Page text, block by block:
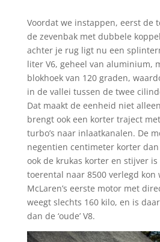
Voordat we instappen, eerst de
de zevenbak met dubbele
achter je rug ligt nu een
liter V6, geheel van aluminium,
blokhoek van 120 graden,
in de vallei tussen de twee
Dat maakt de eenheid niet
brengt ook een korter traject
turbo’s naar inlaatkanalen. De
negentien centimeter korter
ook de krukas korter en stijver
toerental naar 8500 verlegd kon
McLaren’s eerste motor met
weegt slechts 160 kilo, en is
dan de ‘oude’ V8.